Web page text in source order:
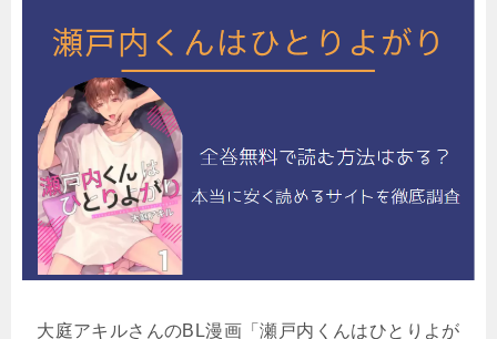
大庭アキルさんのBL漫画「瀬戸内くんはひとりよが